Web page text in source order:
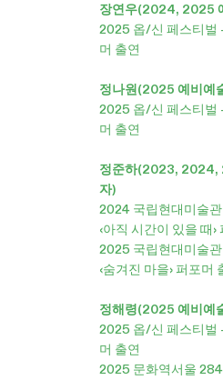
장연우(2024, 2025
2025 옵/신 페스티벌
머 출연
정나원(2025 예비예
2025 옵/신 페스티벌
머 출연
정준하(2023, 2024,
자)
2024 국립현대미술
‹아직 시간이 있을 때›
2025 국립현대미술
‹숨겨진 마을› 퍼포머
정해령(2025 예비예
2025 옵/신 페스티벌
머 출연
2025 문화역서울